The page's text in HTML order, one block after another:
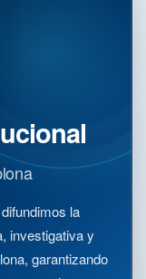
la
investigativa y
garantizando